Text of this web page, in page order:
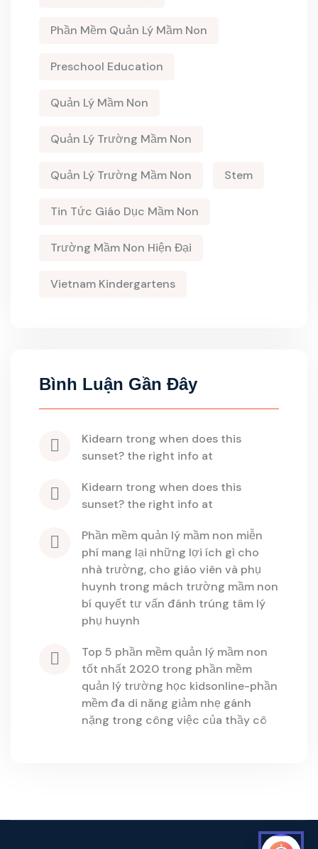
Phần Mềm Quản Lý Mầm Non
Preschool Education
Quản Lý Mầm Non
Quản Lý Trường Mầm Non
Quản Lý Trường Mầm Non Stem
Tin Tức Giáo Dục Mầm Non
Trường Mầm Non Hiện Đại
Vietnam Kindergartens
Bình Luận Gần Đây
kidearn trong when does this
sunset? the right info at
kidearn trong when does this
sunset? the right info at
phần mềm quản lý mầm non miễn
phí mang lại những lợi ích gì cho
nhà trường, cho giáo viên và phụ
huynh trong mách trường mầm non
bí quyết tư vấn đánh trúng tâm lý
phụ huynh
top 5 phần mềm quản lý mầm non
tốt nhất 2020 trong phần mềm
quản lý trường học kidsonline-phần
mềm đa di năng giảm nhẹ gánh
nặng trong công việc của thầy cô